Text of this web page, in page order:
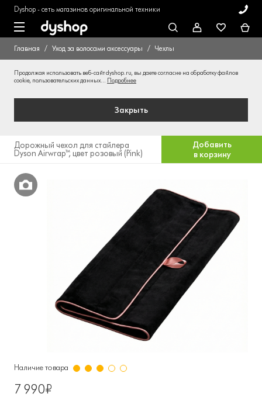
Dyshop - сеть магазинов оригинальной техники
Главная Уход за волосами аксессуары Чехлы
Продолжая использовать веб-сайт dyshop.ru, вы даете согласие на обработку файлов
cookie, пользовательских данных... Подробнее
Закрыть
Дорожный чехол для стайлера
Dyson Airwrap™, цвет розовый (Pink)
Добавить
в корзину
Наличие товара
7 990₽